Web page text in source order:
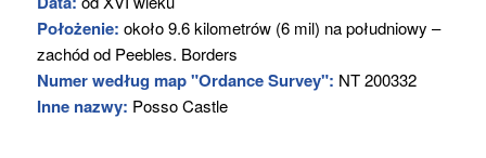
Położenie: około 9.6 kilometrów (6 mil) na południowy –
zachód od Peebles. Borders
Numer według map "Ordance Survey": NT 200332
Inne nazwy: Posso Castle